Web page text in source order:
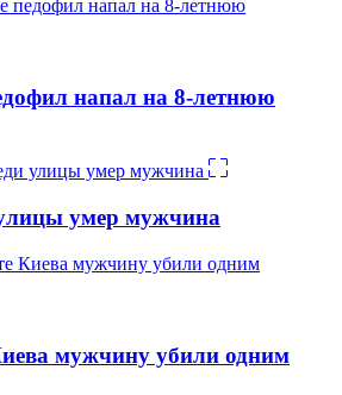
напал на 8-летнюю
умер мужчина
мужчину убили одним